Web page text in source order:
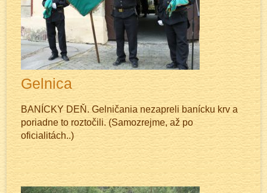
Gelnica
BANÍCKY DEŇ. Gelničania nezapreli banícku krv a
poriadne to roztočili. (Samozrejme, až po
oficialitách..)